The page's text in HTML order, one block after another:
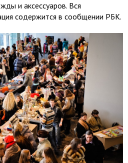
и аксессуаров. Вся
содержится в сообщении РБК.